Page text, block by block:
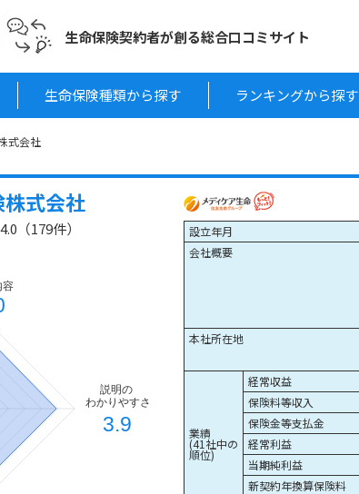
生命保険契約者が創る総合口コミサイト
生命保険種類から探す ランキングから探す
式会社
式会社
4.0（179件） 設立年月
会社概要
本社所在地
業績
(41社中の
順位)
経常収益
保険料等収入
保険金等支払金
経常利益
当期純利益
新契約年換算保険料